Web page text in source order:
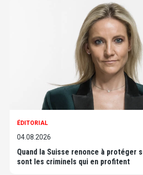
ÉDITORIAL
04.08.2026
Quand la Suisse renonce à protéger
sont les criminels qui en profitent